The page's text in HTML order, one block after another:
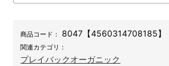
商品コード： 8047【4560314708185】
関連カテゴリ：
プレイバックオーガニック